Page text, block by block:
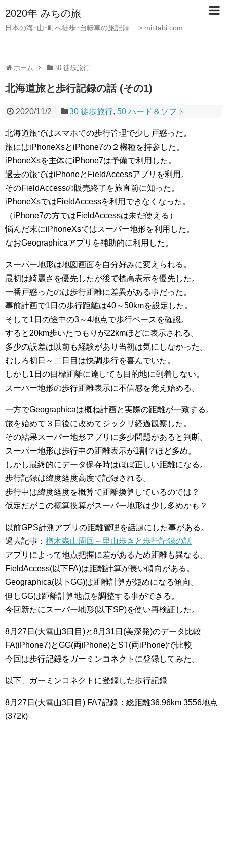
2020年 みちの旅
日本の海･山･町へ徒歩･自転車の旅記録 > mititabi.com
ホーム 30 徒歩旅行
北海道旅と歩行記録の話 (その1)
2020/11/2 30 徒歩旅行,50 ハード＆ソフト
北海道旅ではスマホでの歩行管理で少し戸惑った。
旅にはiPhoneXsとiPhone7の２機種を持参した。
iPhoneXsを主体にiPhone7は予備で利用した。
過去の旅ではiPhoneとFieldAccessアプリを利用。
そのFieldAccessの販売終了を旅直前に知った。
iPhoneXsではFieldAccessを利用できなくなった。
（iPhone7の方ではFieldAccessは未だ使える）
悩んだ末にiPhoneXsではスーパー地形を利用した。
なおGeographicaアプリを補助的に利用した。
スーパー地形は地図画面を自分好みに変えられる。
最初は綺麗さを優先したが後で標高表示を優先した。
一番戸惑ったのは歩行距離に差異がある事だった。
事前計画で1日の歩行距離は40～50kmを設定した。
そして1日の途中の3～4地点で歩行ペースを確認。
すると20km歩いたつもりが22kmほどに表示される。
多少の誤差は以前も経験があり当初は気にしなかった。
むしろ初日～二日目は快調歩行を喜んでいた。
しかし1日の目標距離に達しても目的地に到着しない。
スーパー地形の歩行距離表示に不信感を覚え始める。
一方でGeographicaは概ね計画と実際の距離が一致する。
旅を始めて３日後に改めてジックリ経過観察した。
その結果スーパー地形アプリに多少問題があると判断。
スーパー地形は歩行中の距離表示が1割？ほど多め。
しかし最終的にデータ保存時はほぼ正しい距離になる。
歩行記録は緯度経度高度で記録される。
歩行中は緯度経度を概算で距離換算しているのでは？
仮定だがこの概算換算がスーパー地形は少し多めかも？
以前GPS計測アプリの距離管理を話題にした事がある。
過去記事： 楢木森山周回～里山歩きと歩行記録の話
アプリによって地点把握に差があるため距離も異なる。
FieldAccess(以下FA)は距離計算が長い傾向がある。
Geographica(以下GG)は距離計算が短めになる傾向。
但しGGは距離計算地点を調整する事ができる。
今回新たにスーパー地形(以下SP)を使い再検証した。
8月27日(大雪山3日目)と8月31日(美深発)のデータ比較
FA(iPhone7)とGG(両iPhone)とST(両iPhone)で比較
今回は歩行記録をガーミンコネクトに登録してみた。
以下、ガーミンコネクトに登録した歩行記録
8月27日(大雪山3日目) FA7記録：総距離36.96km 3556地点
(372k)